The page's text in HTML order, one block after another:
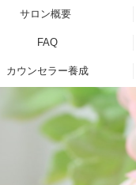
サロン概要
FAQ
カウンセラー養成